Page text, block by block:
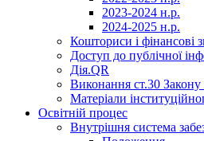
2023-2024 н.р.
2024-2025 н.р.
Кошториси і фінансові
Доступ до публічної
Дія.QR
Виконання ст.30 Закону
Матеріали
Освітній процес
Внутрішня система